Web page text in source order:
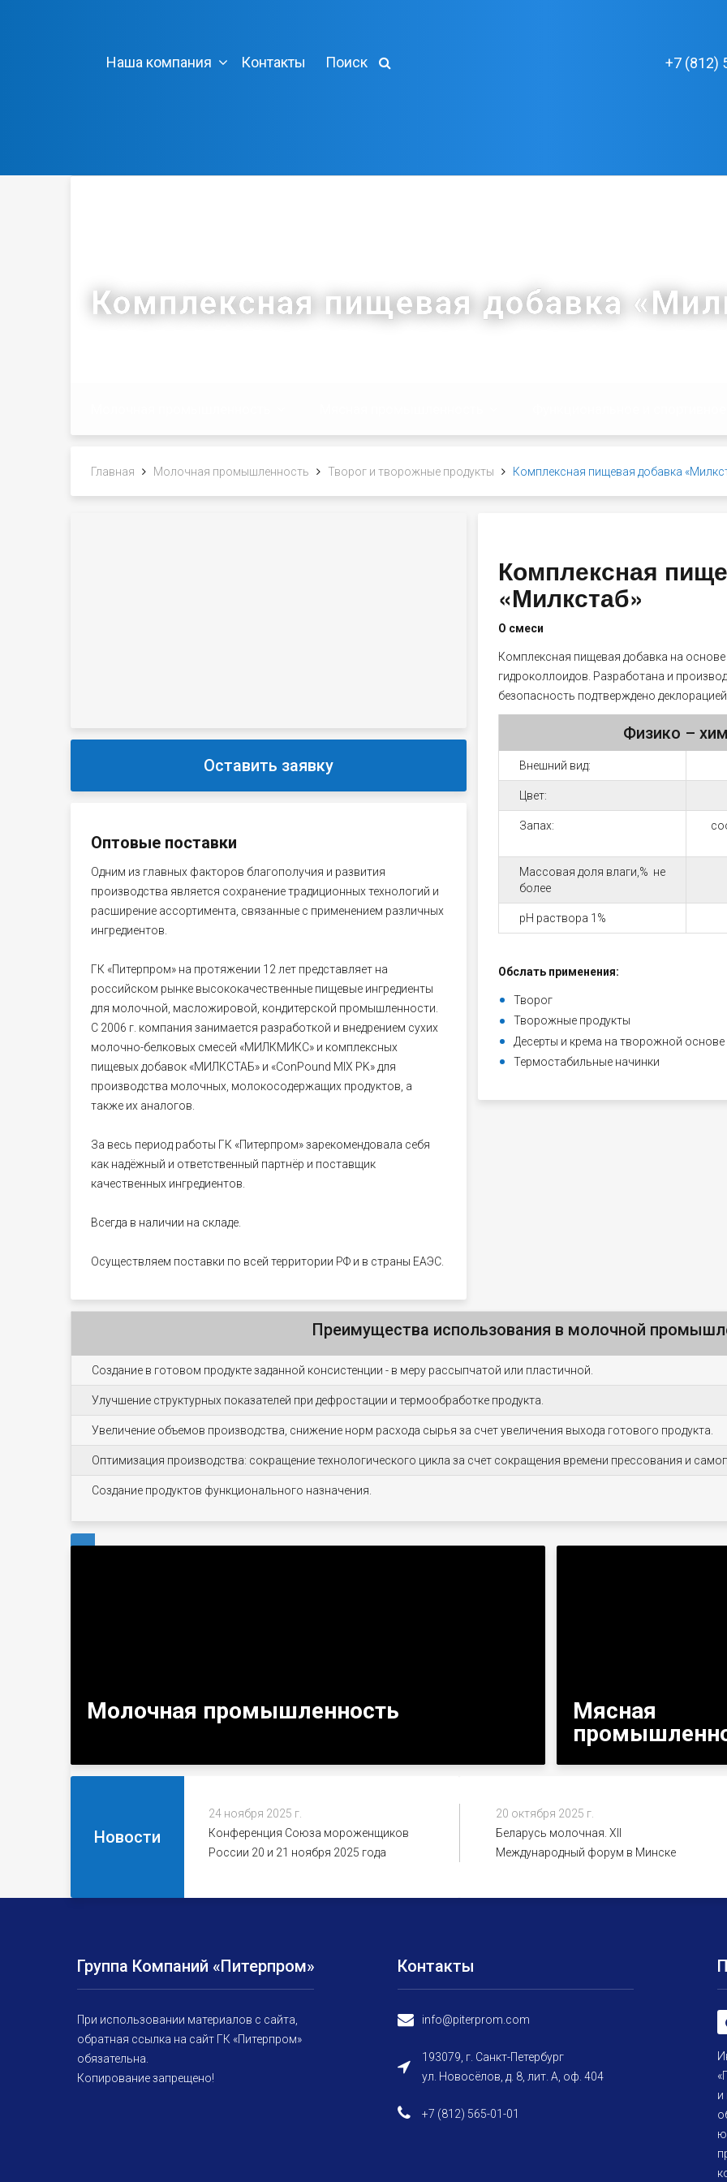
Наша компания Контакты Поиск +7 (812)
Комплексная пищевая добавка
Главная Молочная промышленность Творог и творожные продукты Комплексная пищевая добавка
Оставить заявку
Оптовые поставки
Одним из главных факторов благополучия и развития
производства является сохранение традиционных технологий и
расширение ассортимента, связанные с применением различных
ингредиентов.
ГК «Питерпром» на протяжении 12 лет представляет на
российском рынке высококачественные пищевые ингредиенты
для молочной, масложировой, кондитерской промышленности.
С 2006 г. компания занимается разработкой и внедрением сухих
молочно-белковых смесей «МИЛКМИКС» и комплексных
пищевых добавок «МИЛКСТАБ» и «ConPound MIX PK» для
производства молочных, молокосодержащих продуктов, а
также их аналогов.
За весь период работы ГК «Питерпром» зарекомендовала себя
как надёжный и ответственный партнёр и поставщик
качественных ингредиентов.
Всегда в наличии на складе.
Осуществляем поставки по всей территории РФ и в страны ЕАЭС.
Комплексная
«Милкстаб»
О смеси
Комплексная пищевая добавка на
гидроколлоидов. Разработана и
безопасность подтверждено деклорацией
Физико –
Внешний вид:
Цвет:
Запах:
Массовая доля влаги,% не
более
рН раствора 1%
Обслать применения:
Творог
Творожные продукты
Десерты и крема на творожной основе
Термостабильные начинки
Преимущества использования в молочной
Создание в готовом продукте заданной консистенции - в меру рассыпчатой или пластичной.
Улучшение структурных показателей при дефростации и термообработке продукта.
Увеличение объемов производства, снижение норм расхода сырья за счет увеличения выхода готового продукта.
Оптимизация производства: сокращение технологического цикла за счет сокращения времени прессования и
Создание продуктов функционального назначения.
Молочная промышленность
Мясная
Новости
24 ноября 2025 г.
Конференция Союза мороженщиков
России 20 и 21 ноября 2025 года
20 октября 2025 г.
Беларусь молочная. XII
Международный форум в Минске
Группа Компаний «Питерпром»
При использовании материалов с сайта,
обратная ссылка на сайт ГК «Питерпром»
обязательна.
Копирование запрещено!
Контакты
info@piterprom.com
193079, г. Санкт-Петербург
ул. Новосёлов, д. 8, лит. А, оф. 404
+7 (812) 565-01-01
и